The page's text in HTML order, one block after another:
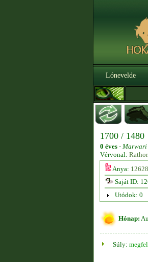
Lónevelde
1700 / 1480
0 éves - Marwari
Vérvonal:
Anya:
Saját ID:
Utódok: 0
Hónap:
Súly: